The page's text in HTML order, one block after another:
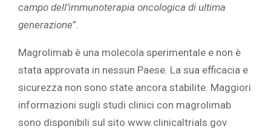
campo dell’immunoterapia oncologica di ultima
generazione”.
Magrolimab è una molecola sperimentale e non è
stata approvata in nessun Paese. La sua efficacia e
sicurezza non sono state ancora stabilite. Maggiori
informazioni sugli studi clinici con magrolimab
sono disponibili sul sito www.clinicaltrials.gov